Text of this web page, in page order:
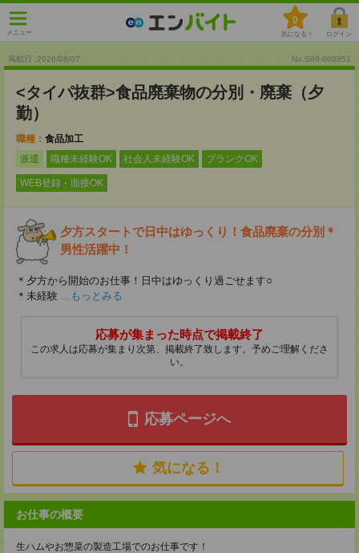
メニュー
0
気になる！ ログイン
掲載日 :2026/08/07 No.S86-006851
<タイパ抜群>食品廃棄物の分別・廃棄（夕
勤）
職種： 食品加工
派遣
職種未経験OK 社会人未経験OK ブランクOK
WEB登録・面接OK
夕方スタートで日中はゆっくり！食品廃棄の分別＊
男性活躍中！
＊夕方から開始のお仕事！日中はゆっくり過ごせます○
＊未経験 ...もっとみる
応募が集まった時点で掲載終了
この求人は応募が集まり次第、掲載終了致します。予めご理解くださ
い。
応募ページへ
気になる！
お仕事の概要
生ハムやお惣菜の製造工場でのお仕事です！